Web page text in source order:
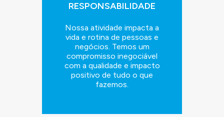
RESPONSABILIDADE
Nossa atividade impacta a
vida e rotina de pessoas e
negócios. Temos um
compromisso inegociável
com a qualidade e impacto
positivo de tudo o que
fazemos.